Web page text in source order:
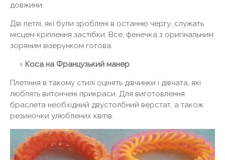
довжини.
Дві петлі, які були зроблені в останню чергу, служать
місцем кріплення застібки. Все, фенечка з оригінальним
зоряним візерунком готова.
Коса на Французький манер
Плетіння в такому стилі оцінять дівчинки і дівчата, які
люблять витончені прикраси. Для виготовлення
браслета необхідний двустолбний верстат, а також
резиночки улюблених квітів.